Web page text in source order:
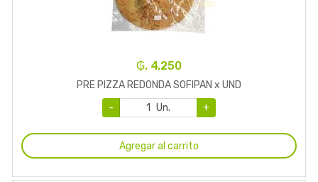
₲. 4.250
PRE PIZZA REDONDA SOFIPAN x UND
-
Un. +
Agregar al carrito